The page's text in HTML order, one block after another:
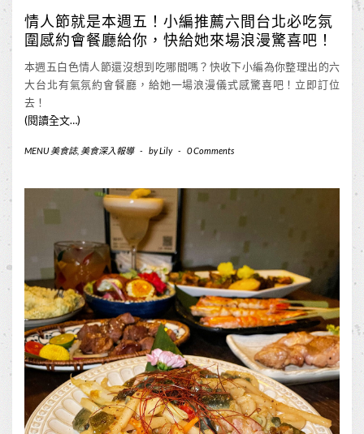
情人節就是本週五！小編推薦六間台北必吃氛
圍感約會餐廳給你，快給她來場浪漫驚喜吧！
本週五白色情人節還沒想到吃哪間嗎？快收下小編為你整理出的六
大台北有氣氛約會餐廳，給她一場浪漫儀式感驚喜吧！立即訂位
去！
(閱讀全文…)
MENU 美食誌, 美食深入報導 - byLily - 0 Comments